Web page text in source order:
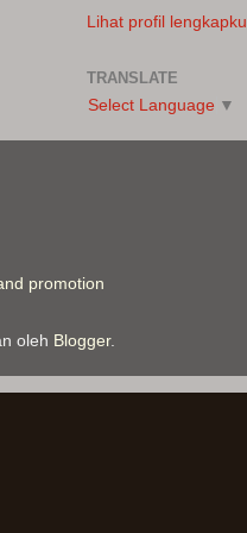
Lihat profil lengkapku
TRANSLATE
Select Language ▼
oleh Blogger.